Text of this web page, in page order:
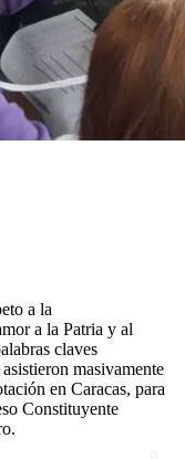
a la
a la Patria y al
claves
masivamente
en Caracas, para
Constituyente